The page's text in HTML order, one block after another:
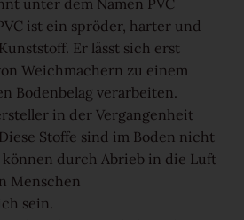
ist ein spröder, harter und
Er lässt sich erst
Weichmachern zu einem
Bodenbelag verarbeiten.
in der Vergangenheit
Stoffe sind im Boden nicht
können durch Abrieb in die Luft
Menschen
sein.